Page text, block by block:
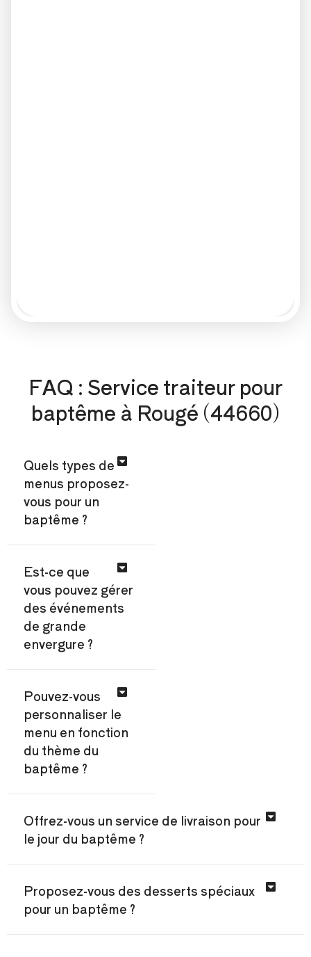
FAQ : Service traiteur pour
baptême à Rougé (44660)
Quels types de
menus proposez-
vous pour un
baptême ?
Est-ce que
vous pouvez gérer
des événements
de grande
envergure ?
Pouvez-vous
personnaliser le
menu en fonction
du thème du
baptême ?
Offrez-vous un service de livraison pour
le jour du baptême ?
Proposez-vous des desserts spéciaux
pour un baptême ?